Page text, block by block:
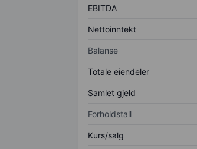
EBITDA
Nettoinntekt
Balanse
Totale eiendeler
Samlet gjeld
Forholdstall
Kurs/salg